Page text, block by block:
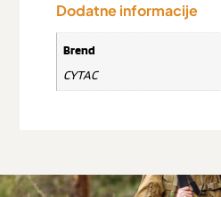
Dodatne informacije
Brend
CYTAC